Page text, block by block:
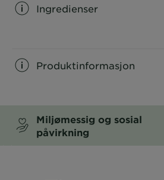
Ingredienser
Produktinformasjon
Miljømessig og sosial
påvirkning